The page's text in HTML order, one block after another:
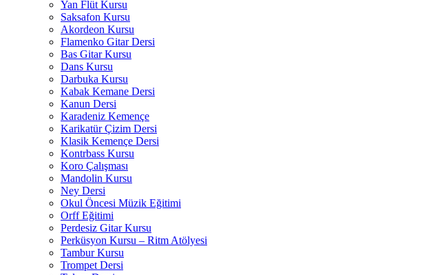
Yan Flüt Kursu
Saksafon Kursu
Akordeon Kursu
Flamenko Gitar Dersi
Bas Gitar Kursu
Dans Kursu
Darbuka Kursu
Kabak Kemane Dersi
Kanun Dersi
Karadeniz Kemençe
Karikatür Çizim Dersi
Klasik Kemençe Dersi
Kontrbass Kursu
Koro Çalışması
Mandolin Kursu
Ney Dersi
Okul Öncesi Müzik Eğitimi
Orff Eğitimi
Perdesiz Gitar Kursu
Perküsyon Kursu – Ritm Atölyesi
Tambur Kursu
Trompet Dersi